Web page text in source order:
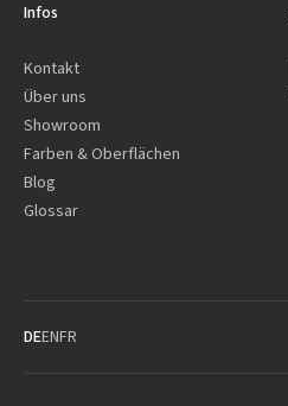
Infos
Kontakt
Über uns
Showroom
Farben & Oberflächen
Blog
Glossar
DEENFR